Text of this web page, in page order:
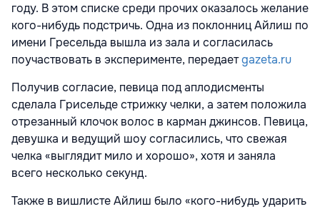
году. В этом списке среди прочих оказалось желание
кого-нибудь подстричь. Одна из поклонниц Айлиш по
имени Гресельда вышла из зала и согласилась
поучаствовать в эксперименте, передаетgazeta.ru
Получив согласие, певица под аплодисменты
сделала Грисельде стрижку челки, а затем положила
отрезанный клочок волос в карман джинсов. Певица,
девушка и ведущий шоу согласились, что свежая
челка «выглядит мило и хорошо», хотя и заняла
всего несколько секунд.
Также в вишлисте Айлиш было «кого-нибудь ударить